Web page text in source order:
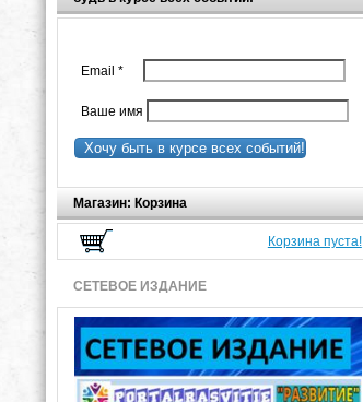
Email *
Ваше имя
Хочу быть в курсе всех событий!
Магазин: Корзина
Корзина пуста!
СЕТЕВОЕ ИЗДАНИЕ